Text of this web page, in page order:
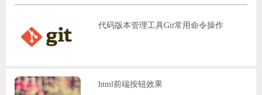
代码版本管理工具Git常用命令操作
html前端按钮效果